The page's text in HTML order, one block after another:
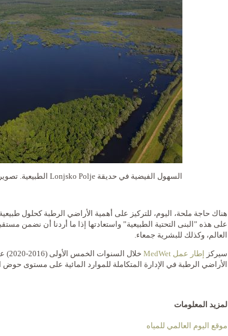
السهول الفيضية في حديقة Lonjsko Polje الطبيعية. تصوير: © G. Šafarek
هناك حاجة ملحة، اليوم، للتركيز على أهمية الأراضي الرطبة كحلول
على هذه ”البنى التحتية الطبيعية” واستعادتها إذا ما أردنا أن نضمن
العالم، وكذلك للبشرية جمعاء.
سيركز إطار عمل MedWet
الأراضي الرطبة في الإدارة المتكاملة للموارد المائية على مستوى
لمزيد المعلومات
موقع اليوم العالمي للمياه